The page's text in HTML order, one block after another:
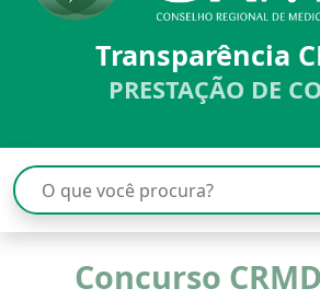
Transparência
PRESTAÇÃO DE
Concurso